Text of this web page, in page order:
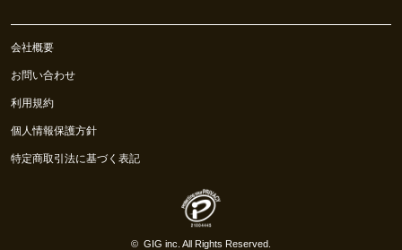
会社概要
お問い合わせ
利用規約
個人情報保護方針
特定商取引法に基づく表記
© GIG inc. All Rights Reserved.